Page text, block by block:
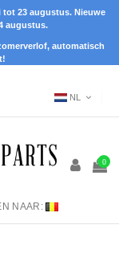
23 augustus. Nieuwe
augustus.
automatisch
NL
0
NAAR: